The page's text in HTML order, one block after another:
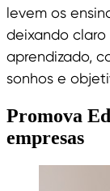
levem os
deixando claro
aprendizado,
sonhos e
Promova
empresas